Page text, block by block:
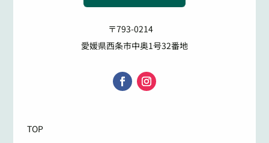
〒793-0214
愛媛県西条市中奥1号32番地
TOP